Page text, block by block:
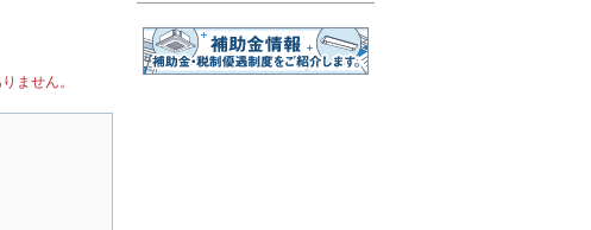
ません。